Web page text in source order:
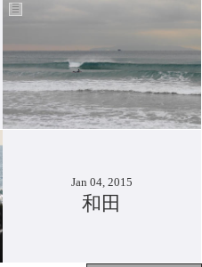
Jan 04, 2015
和田